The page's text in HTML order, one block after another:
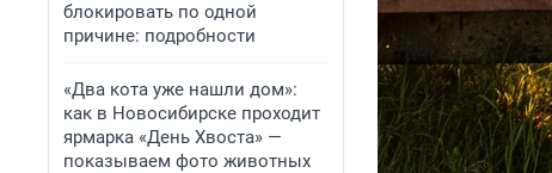
блокировать по одной
причине: подробности
«Два кота уже нашли дом»:
как в Новосибирске проходит
ярмарка «День Хвоста» —
показываем фото животных